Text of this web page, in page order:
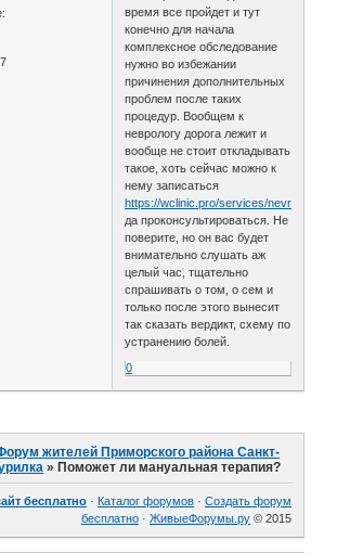
время все пройдет и тут
конечно для начала
комплексное обследование
нужно во избежании
причинения дополнительных
проблем после таких
процедур. Вообщем к
неврологу дорога лежит и
вообще не стоит откладывать
такое, хоть сейчас можно к
нему записаться
https://wclinic.pro/services/nevrologiya/
да проконсультироваться. Не
поверите, но он вас будет
внимательно слушать аж
целый час, тщательно
спрашивать о том, о сем и
только после этого вынесит
так сказать вердикт, схему по
устранению болей.
0
жителей Приморского района Санкт-
»Поможет ли мануальная терапия?
бесплатно · Каталог форумов · Создать форум
бесплатно · ЖивыеФорумы.ру © 2015